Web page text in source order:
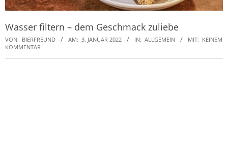
Wasser filtern – dem Geschmack zuliebe
VON: BIERFREUND AM: 3. JANUAR 2022 IN: ALLGEMEIN MIT: KEINEM
KOMMENTAR